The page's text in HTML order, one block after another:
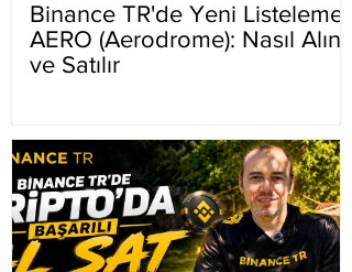
Binance TR'de Yeni Listeleme
AERO (Aerodrome): Nasıl Alınır
ve Satılır